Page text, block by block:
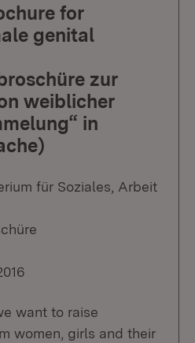
for
genital
zur
weiblicher
in
für Soziales, Arbeit
want to raise
women, girls and their